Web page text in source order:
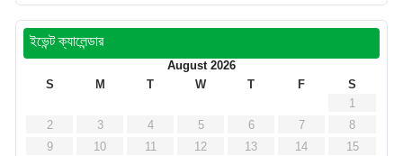
ইভেন্ট ক্যালেন্ডার
August 2026
S
M T W T F
S
1
2
3 4 5 6 7
8
9
10 11 12 13 14
15